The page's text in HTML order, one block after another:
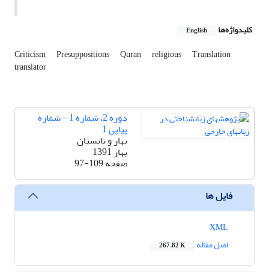
کلیدواژه‌ها English
Criticism Presuppositions Quran religious Translation
translator
دوره 2، شماره 1 - شماره
پیاپی 1
بهار و تابستان
بهار 1391
صفحه97-109
فایل ها
اصل مقاله
267.82 K